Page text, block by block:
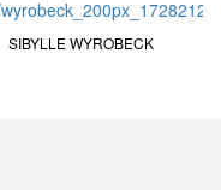
SIBYLLE WYROBECK